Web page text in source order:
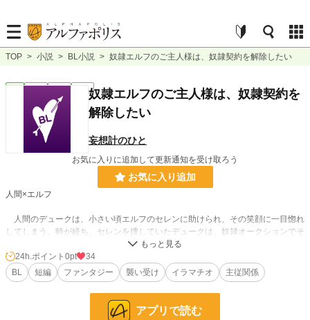
TOP > 小説 > BL小説 > 奴隷エルフのご主人様は、奴隷契約を解除したい
完結 短編
奴隷エルフのご主人様は、奴隷契約を
解除したい
妄想計のひと
お気に入りに追加して更新通知を受け取ろう
お気に入り追加
人間×エルフ
人間のデュークは、小さい頃エルフのセレンに助けられ、その笑顔に一目惚れ
してしまう。時が経ち、セレンを捜していたデュークは、奴隷オークションでそ
の姿を見つけ競り落とす。セレンが自身の奴隷となったが、主人としてではなく
「デューク」として接して欲しくて……
31,415 位 / 31,415 件
24h.ポイント 0pt
34
BL
短編 ファンタジー 襲い受け イラマチオ 主従関係
アプリで読む